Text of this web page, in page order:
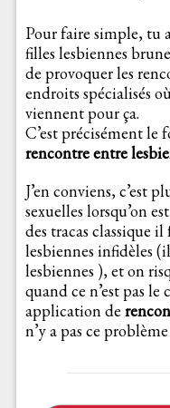
Pour faire simple, tu
filles lesbiennes
de provoquer les
endroits spécialisés
viennent pour ça.
C’est précisément le
rencontre entre
J’en conviens, c’est
sexuelles lorsqu’on
des tracas classique
lesbiennes infidèles
lesbiennes ), et on
quand ce n’est pas le
application de
n’y a pas ce